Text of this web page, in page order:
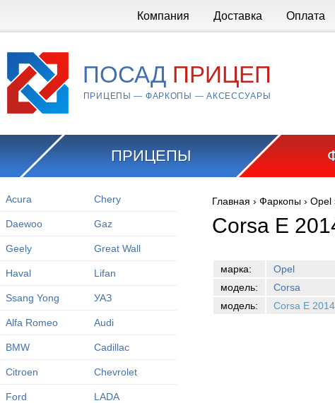
Компания Доставка Оплата
ПОСАД ПРИЦЕП
ПРИЦЕПЫ — ФАРКОПЫ — АКСЕССУАРЫ
ПРИЦЕПЫ
Acura Chery
Daewoo Gaz
Geely Great Wall
Haval Lifan
Ssang Yong УАЗ
Alfa Romeo Audi
BMW Cadillac
Citroen Chevrolet
Ford LADA
Вы здесь
Главная › Фаркопы › Opel
Corsa E
марка:
Opel
модель:
Corsa
модель:
Corsa E